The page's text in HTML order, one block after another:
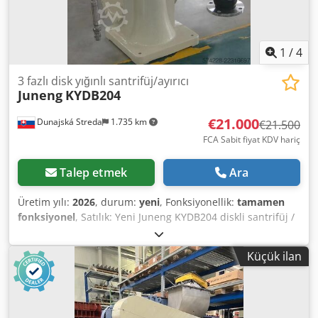
ve dokümantasyon siparişten önce doğrulanabilir. Üretici
fotoğrafları, teknik belgeler ve video doğrulaması talep
üzerine sağlanabilir. Fiyat: FCA / AB'ye teslimat, anlaşmaya
bağlı olarak ve varsa KDV dahil.
1 /4
Dunajská Streda 1.735 km
3 fazlı disk yığınlı santrifüj/ayırıcı
Juneng KYDB204
€21.000€21.500
FCA Sabit fiyat KDV hariç
Talep etmek Ara
Üretim yılı: 2026, durum: yeni, Fonksiyonellik: tamamen
fonksiyonel, Satılık: Yeni Juneng KYDB204 diskli santrifüj /
3 fazlı ayırıcı. Üretici: Juneng Makine Model: KYDB204 Tip:
Diskli santrifüj / santrifüjlü ayırıcı Ayırma: sıvı-sıvı-katı / 3
fazlı ayırma Tambur çapı: 242 (mm) Dönüş hızı: 8086
(dev/dak) Codpfx Agezlby Hs Uerf Motor modeli ve gücü:
Y112M-4-B5 4kW Kapasite: 0,5-2 m3/saat (malzemenin
durumuna bağlıdır) Güç: 4 (kW) Boyutlar (U*G*Y):
Küçük ilan